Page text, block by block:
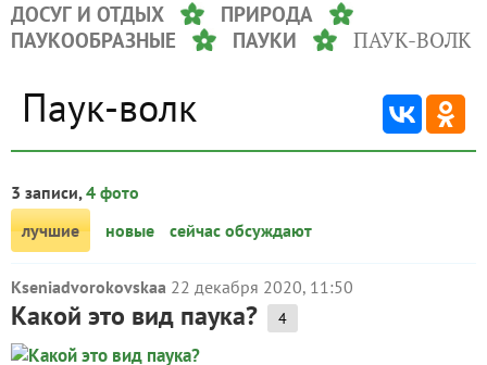
ДОСУГ И ОТДЫХ
ПРИРОДА
ПАУКООБРАЗНЫЕ
ПАУКИ ПАУК-ВОЛК
Паук-волк
3 записи,4 фото
лучшие
новые сейчас обсуждают
Kseniadvorokovskaa 22 декабря 2020, 11:50
Какой это вид паука? 4